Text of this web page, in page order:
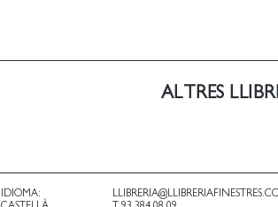
ALTRES
IDIOMA: